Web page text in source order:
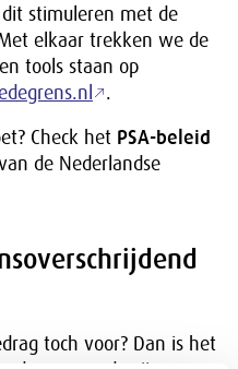
stimuleren met de
elkaar trekken we de
tools staan op
.
Check het PSA-beleid
de Nederlandse
toch voor? Dan is het